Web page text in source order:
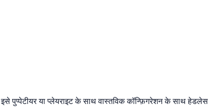
पुप्पेटीयर या प्लेयराइट के साथ वास्तविक कॉन्फ़िगरेशन के साथ हेडलेस